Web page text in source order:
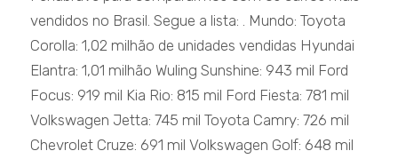
vendidos no Brasil. Segue a lista: . Mundo: Toyota
Corolla: 1,02 milhão de unidades vendidas Hyundai
Elantra: 1,01 milhão Wuling Sunshine: 943 mil Ford
Focus: 919 mil Kia Rio: 815 mil Ford Fiesta: 781 mil
Volkswagen Jetta: 745 mil Toyota Camry: 726 mil
Chevrolet Cruze: 691 mil Volkswagen Golf: 648 mil